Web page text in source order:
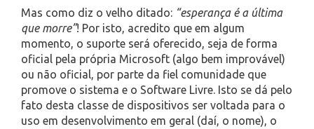
Mas como diz o velho ditado: “esperança é a última
que morre”! Por isto, acredito que em algum
momento, o suporte será oferecido, seja de forma
oficial pela própria Microsoft (algo bem improvável)
ou não oficial, por parte da fiel comunidade que
promove o sistema e o Software Livre. Isto se dá pelo
fato desta classe de dispositivos ser voltada para o
uso em desenvolvimento em geral (daí, o nome), o